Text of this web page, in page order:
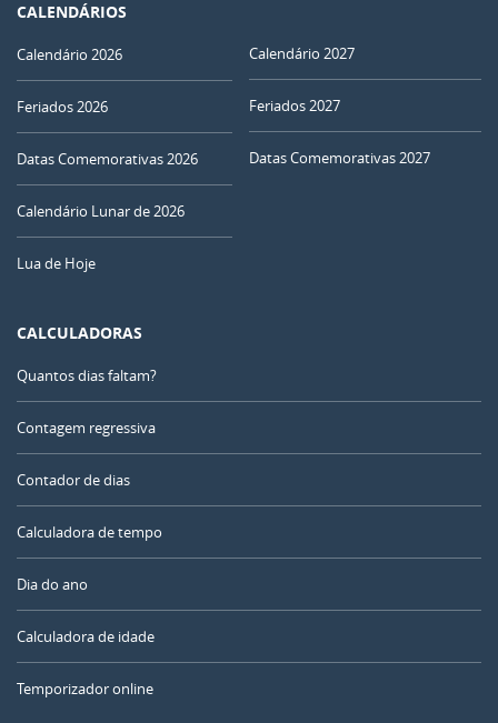
CALENDÁRIOS
Calendário 2026
Feriados 2026
Datas Comemorativas 2026
Calendário Lunar de 2026
Lua de Hoje
Calendário 2027
Feriados 2027
Datas Comemorativas 2027
CALCULADORAS
Quantos dias faltam?
Contagem regressiva
Contador de dias
Calculadora de tempo
Dia do ano
Calculadora de idade
Temporizador online